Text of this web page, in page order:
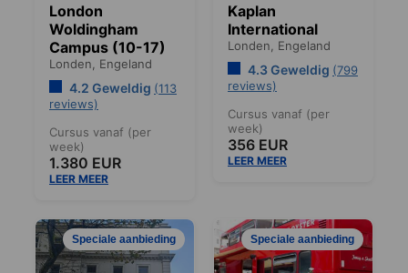
London
Woldingham
Campus (10-17)
Londen, Engeland
4.2 Geweldig (113
reviews)
Cursus vanaf (per
week)
1.380 EUR
LEER MEER
Kaplan
International
Londen, Engeland
4.3 Geweldig (799
reviews)
Cursus vanaf (per
week)
356 EUR
LEER MEER
Speciale aanbieding Speciale aanbieding